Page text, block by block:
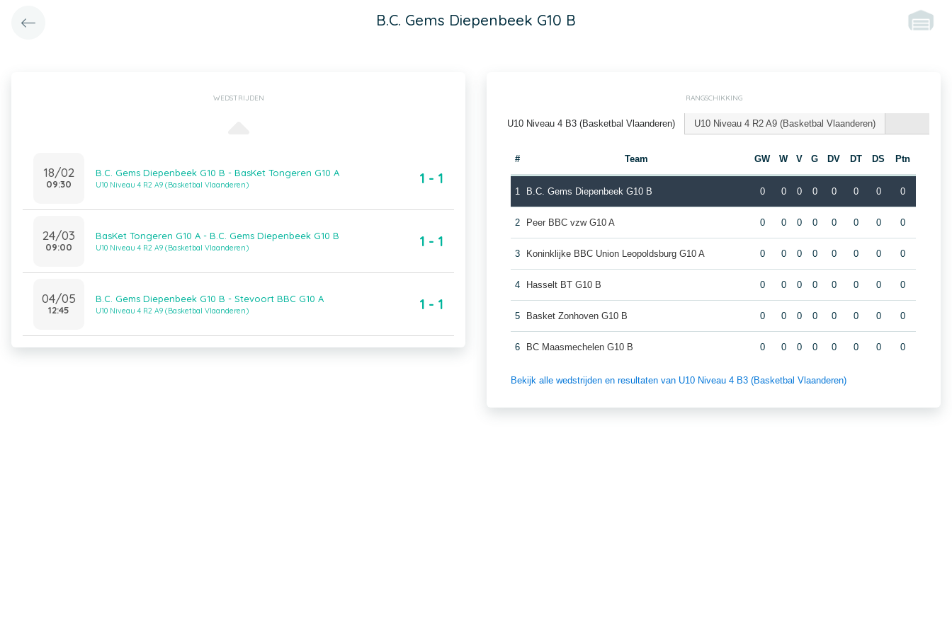
B.C. Gems Diepenbeek G10 B
WEDSTRIJDEN
18/02
09:30
B.C. Gems Diepenbeek G10 B - BasKet Tongeren G10 A
U10 Niveau 4 R2 A9 (Basketbal Vlaanderen) 1 - 1
24/03
09:00
BasKet Tongeren G10 A - B.C. Gems Diepenbeek G10 B
U10 Niveau 4 R2 A9 (Basketbal Vlaanderen) 1 - 1
04/05
12:45
B.C. Gems Diepenbeek G10 B - Stevoort BBC G10 A
U10 Niveau 4 R2 A9 (Basketbal Vlaanderen) 1 - 1
RANGSCHIKKING
U10 Niveau 4 B3 (Basketbal Vlaanderen) U10 Niveau 4 R2 A9 (Basketbal Vlaanderen)
# Team GW W V G DV DT DS Ptn
1 B.C. Gems Diepenbeek G10 B 0 0 0 0 0 0 0 0
2 Peer BBC vzw G10 A 0 0 0 0 0 0 0 0
3 Koninklijke BBC Union Leopoldsburg G10 A 0 0 0 0 0 0 0 0
4 Hasselt BT G10 B 0 0 0 0 0 0 0 0
5 Basket Zonhoven G10 B 0 0 0 0 0 0 0 0
6 BC Maasmechelen G10 B 0 0 0 0 0 0 0 0
Bekijk alle wedstrijden en resultaten van U10 Niveau 4 B3 (Basketbal Vlaanderen)